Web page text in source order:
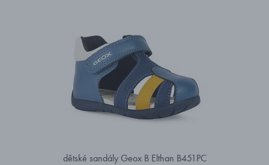
dětské sandály Geox B Elthan B451PC